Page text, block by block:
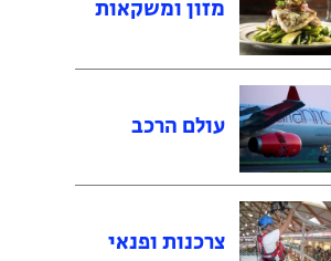
מזון ומשקאות
עולם הרכב
צרכנות ופנאי